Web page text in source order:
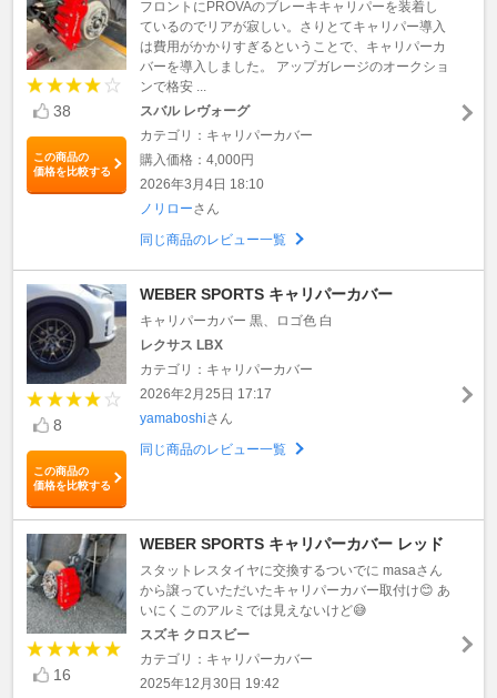
38
この商品の
価格を比較する
フロントにPROVAのブレーキキャリパーを装着し
ているのでリアが寂しい。さりとてキャリパー導入
は費用がかかりすぎるということで、キャリパーカ
バーを導入しました。 アップガレージのオークショ
ンで格安 ...
スバル レヴォーグ
カテゴリ：キャリパーカバー
購入価格：4,000円
2026年3月4日 18:10
ノリローさん
同じ商品のレビュー一覧
8
この商品の
価格を比較する
WEBER SPORTS キャリパーカバー
キャリパーカバー 黒、ロゴ色 白
レクサス LBX
カテゴリ：キャリパーカバー
2026年2月25日 17:17
yamaboshiさん
同じ商品のレビュー一覧
16
WEBER SPORTS キャリパーカバー レッド
スタットレスタイヤに交換するついでに masaさん
から譲っていただいたキャリパーカバー取付け😊 あ
いにくこのアルミでは見えないけど😅
スズキ クロスビー
カテゴリ：キャリパーカバー
2025年12月30日 19:42